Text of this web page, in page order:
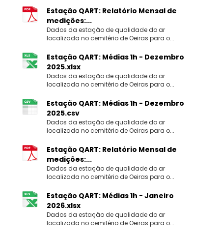
Estação QART: Relatório Mensal de
medições:...
Dados da estação de qualidade do ar
localizada no cemitério de Oeiras para o...
Estação QART: Médias 1h - Dezembro
2025.xlsx
Dados da estação de qualidade do ar
localizada no cemitério de Oeiras para o...
Estação QART: Médias 1h - Dezembro
2025.csv
Dados da estação de qualidade do ar
localizada no cemitério de Oeiras para o...
Estação QART: Relatório Mensal de
medições:...
Dados da estação de qualidade do ar
localizada no cemitério de Oeiras para o...
Estação QART: Médias 1h - Janeiro
2026.xlsx
Dados da estação de qualidade do ar
localizada no cemitério de Oeiras para o...